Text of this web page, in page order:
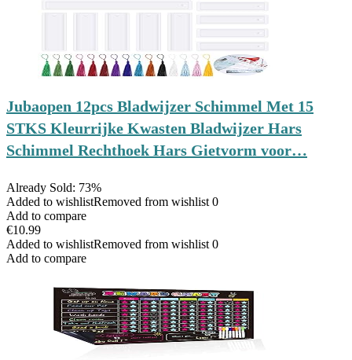
Jubaopen 12pcs Bladwijzer Schimmel Met 15
STKS Kleurrijke Kwasten Bladwijzer Hars
Schimmel Rechthoek Hars Gietvorm voor…
Already Sold: 73%
Added to wishlistRemoved from wishlist 0
Add to compare
€10.99
Added to wishlistRemoved from wishlist 0
Add to compare